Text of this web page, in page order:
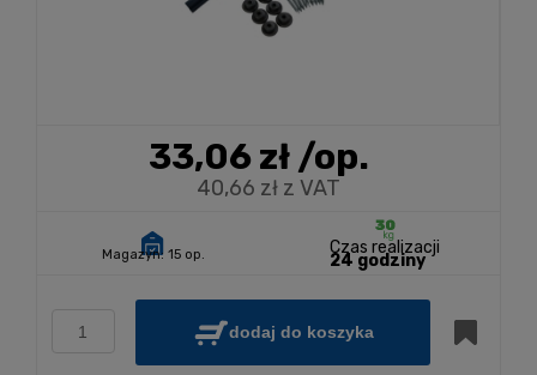
33,06 zł/op.
40,66 zł z VAT
Magazyn: 15 op. Czas realizacji
24 godziny
dodaj do koszyka